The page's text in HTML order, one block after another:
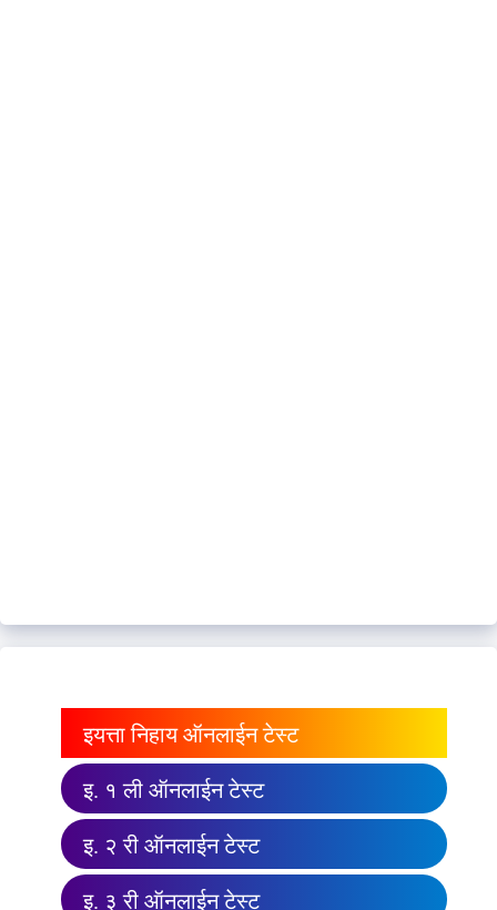
इयत्ता निहाय ऑनलाईन टेस्ट
इ. १ ली ऑनलाईन टेस्ट
इ. २ री ऑनलाईन टेस्ट
इ. ३ री ऑनलाईन टेस्ट